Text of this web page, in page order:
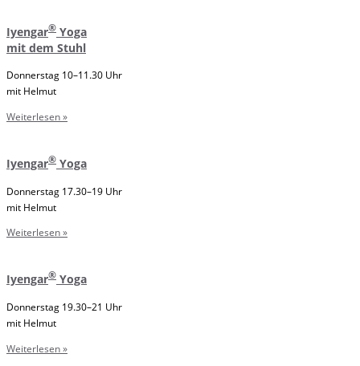
Iyengar® Yoga
mit dem Stuhl
Donnerstag 10–11.30 Uhr
mit Helmut
Weiterlesen »
Iyengar® Yoga
Donnerstag 17.30–19 Uhr
mit Helmut
Weiterlesen »
Iyengar® Yoga
Donnerstag 19.30–21 Uhr
mit Helmut
Weiterlesen »